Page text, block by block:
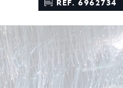
REF. 6962734